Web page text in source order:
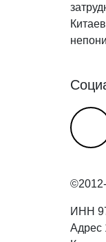
ИНН
Адрес